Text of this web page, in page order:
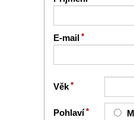
E-mail
Věk
Pohlaví